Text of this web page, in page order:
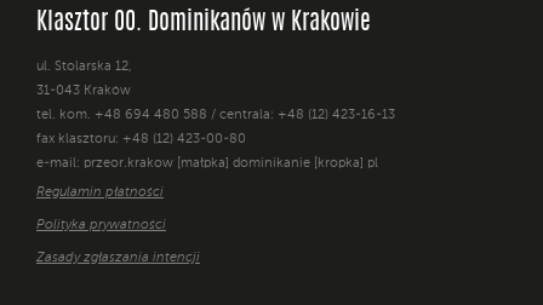
Klasztor OO. Dominikanów w Krakowie
ul. Stolarska 12,
31-043 Kraków
tel. kom. +48 694 480 588 / centrala: +48 (12) 423-16-13
fax klasztoru: +48 (12) 423-00-80
e-mail: przeor.krakow [małpka] dominikanie [kropka] pl
Regulamin płatności
Polityka prywatności
Zasady zgłaszania intencji